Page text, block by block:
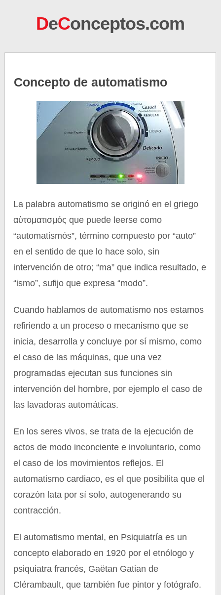
DeConceptos.com
Concepto de automatismo
La palabra automatismo se originó en el griego
αὐτοματισμός que puede leerse como
“automatismós”, término compuesto por “auto”
en el sentido de que lo hace solo, sin
intervención de otro; “ma” que indica resultado, e
“ismo”, sufijo que expresa “modo”.
Cuando hablamos de automatismo nos estamos
refiriendo a un proceso o mecanismo que se
inicia, desarrolla y concluye por sí mismo, como
el caso de las máquinas, que una vez
programadas ejecutan sus funciones sin
intervención del hombre, por ejemplo el caso de
las lavadoras automáticas.
En los seres vivos, se trata de la ejecución de
actos de modo inconciente e involuntario, como
el caso de los movimientos reflejos. El
automatismo cardiaco, es el que posibilita que el
corazón lata por sí solo, autogenerando su
contracción.
El automatismo mental, en Psiquiatría es un
concepto elaborado en 1920 por el etnólogo y
psiquiatra francés, Gaëtan Gatian de
Clérambault, que también fue pintor y fotógrafo.